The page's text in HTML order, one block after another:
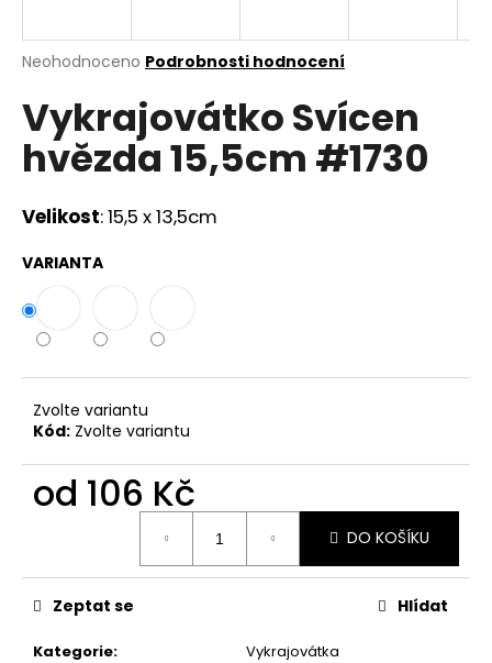
Průměrné
produktu
je
0,0
hvězdiček.
Neohodnoceno Podrobnosti hodnocení
Vykrajovátko Svícen
hvězda 15,5cm #1730
Velikost: 15,5 x 13,5cm
VARIANTA
Zvolte variantu
Kód: Zvolte variantu
od 106 Kč
DO KOŠÍKU
Kategorie: Vykrajovátka
Zeptat se Hlídat
j
t
?
D
o
p
o
u
č
m
e